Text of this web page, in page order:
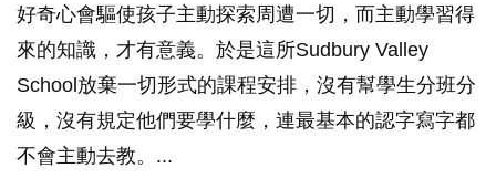
好奇心會驅使孩子主動探索周遭一切，而主動學習得
來的知識，才有意義。於是這所Sudbury Valley
School放棄一切形式的課程安排，沒有幫學生分班分
級，沒有規定他們要學什麼，連最基本的認字寫字都
不會主動去教。...